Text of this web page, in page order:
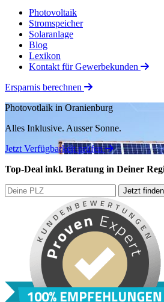
Photovoltaik
Stromspeicher
Solaranlage
Blog
Lexikon
Kontakt für Gewerbekunden
Ersparnis berechnen
Photovotlaik in Oranienburg
Alles Inklusive. Ausser Sonne.
Jetzt Verfügbarkeit prüfen
Top-Deal inkl. Beratung in Deiner